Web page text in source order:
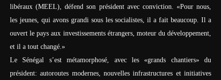
libéraux (MEEL), défend son président avec conviction. «Pour nous,
les jeunes, qui avons grandi sous les socialistes, il a fait beaucoup. Il a
ouvert le pays aux investissements étrangers, moteur du développement,
et il a tout changé.»
Le Sénégal s’est métamorphosé, avec les «grands chantiers» du
président: autoroutes modernes, nouvelles infrastructures et initiatives